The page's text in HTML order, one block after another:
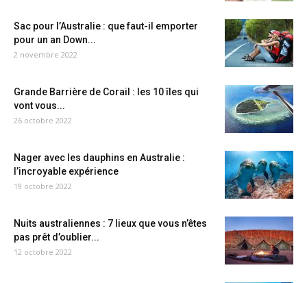
Sac pour l’Australie : que faut-il emporter
pour un an Down...
2 novembre 2022
Grande Barrière de Corail : les 10 îles qui
vont vous...
26 octobre 2022
Nager avec les dauphins en Australie :
l’incroyable expérience
19 octobre 2022
Nuits australiennes : 7 lieux que vous n’êtes
pas prêt d’oublier...
12 octobre 2022